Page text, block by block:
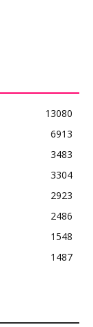
13080
6913
3483
3304
2923
2486
1548
1487